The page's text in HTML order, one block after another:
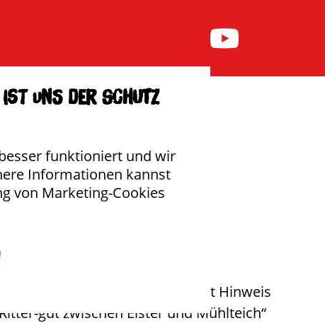
uns der Schutz
funktioniert und wir
Informationen kannst
von Marketing-Cookies
anzeigen Untermenü anzeigen
Erwähnung Lützschenas mit Hinweis
gut zwischen Elster und Mühlteich“